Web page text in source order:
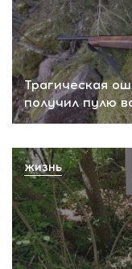
Трагическая
получил пулю
ЖИЗНЬ